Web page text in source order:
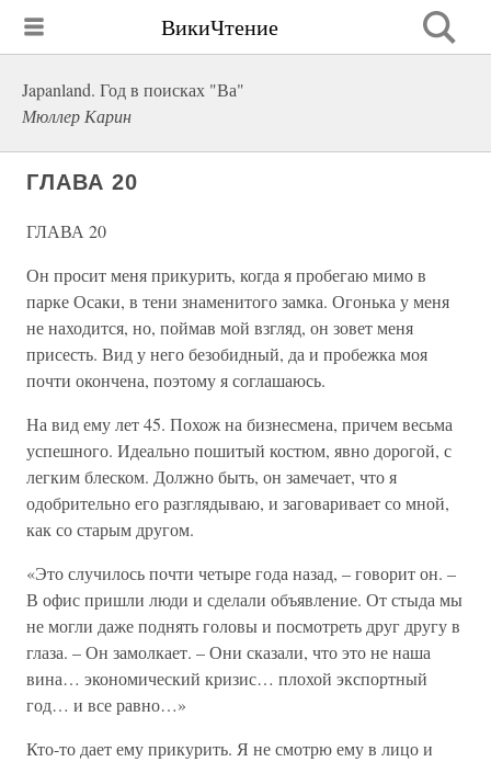
ВикиЧтение
Japanland. Год в поисках "Ва"
Мюллер Карин
ГЛАВА 20
ГЛАВА 20
Он просит меня прикурить, когда я пробегаю мимо в
парке Осаки, в тени знаменитого замка. Огонька у меня
не находится, но, поймав мой взгляд, он зовет меня
присесть. Вид у него безобидный, да и пробежка моя
почти окончена, поэтому я соглашаюсь.
На вид ему лет 45. Похож на бизнесмена, причем весьма
успешного. Идеально пошитый костюм, явно дорогой, с
легким блеском. Должно быть, он замечает, что я
одобрительно его разглядываю, и заговаривает со мной,
как со старым другом.
«Это случилось почти четыре года назад, – говорит он. –
В офис пришли люди и сделали объявление. От стыда мы
не могли даже поднять головы и посмотреть друг другу в
глаза. – Он замолкает. – Они сказали, что это не наша
вина… экономический кризис… плохой экспортный
год… и все равно…»
Кто-то дает ему прикурить. Я не смотрю ему в лицо и